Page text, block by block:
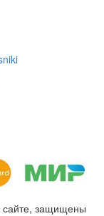
защищены